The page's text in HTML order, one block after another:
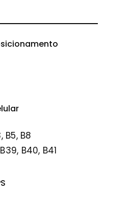
B5, B8
B40, B41